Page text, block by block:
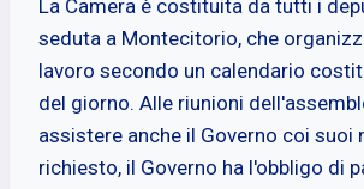
La Camera è costituita da tutti i
seduta a Montecitorio, che
lavoro secondo un calendario
del giorno. Alle riunioni
assistere anche il Governo coi suoi
richiesto, il Governo ha l'obbligo di